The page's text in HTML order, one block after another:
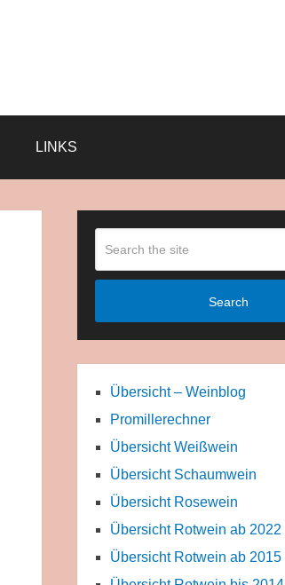
LINKS
Search
Übersicht – Weinblog
Promillerechner
Übersicht Weißwein
Übersicht Schaumwein
Übersicht Rosewein
Übersicht Rotwein ab 2022
Übersicht Rotwein ab 2015